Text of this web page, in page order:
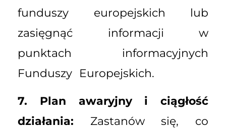
funduszy europejskich lub
zasięgnąć informacji w
punktach informacyjnych
Funduszy Europejskich.
7. Plan awaryjny i ciągłość
działania: Zastanów się, co